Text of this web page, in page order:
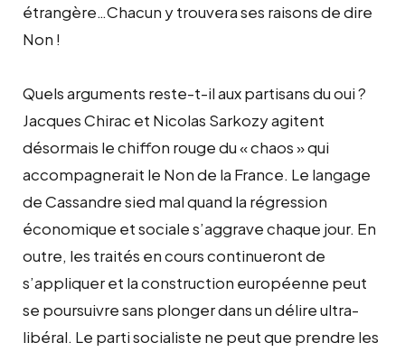
étrangère…Chacun y trouvera ses raisons de dire
Non !
Quels arguments reste-t-il aux partisans du oui ?
Jacques Chirac et Nicolas Sarkozy agitent
désormais le chiffon rouge du « chaos » qui
accompagnerait le Non de la France. Le langage
de Cassandre sied mal quand la régression
économique et sociale s’aggrave chaque jour. En
outre, les traités en cours continueront de
s’appliquer et la construction européenne peut
se poursuivre sans plonger dans un délire ultra-
libéral. Le parti socialiste ne peut que prendre les